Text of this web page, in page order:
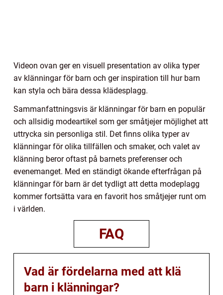
Videon ovan ger en visuell presentation av olika typer
av klänningar för barn och ger inspiration till hur barn
kan styla och bära dessa klädesplagg.
Sammanfattningsvis är klänningar för barn en populär
och allsidig modeartikel som ger småtjejer möjlighet att
uttrycka sin personliga stil. Det finns olika typer av
klänningar för olika tillfällen och smaker, och valet av
klänning beror oftast på barnets preferenser och
evenemanget. Med en ständigt ökande efterfrågan på
klänningar för barn är det tydligt att detta modeplagg
kommer fortsätta vara en favorit hos småtjejer runt om
i världen.
FAQ
Vad är fördelarna med att klä
barn i klänningar?